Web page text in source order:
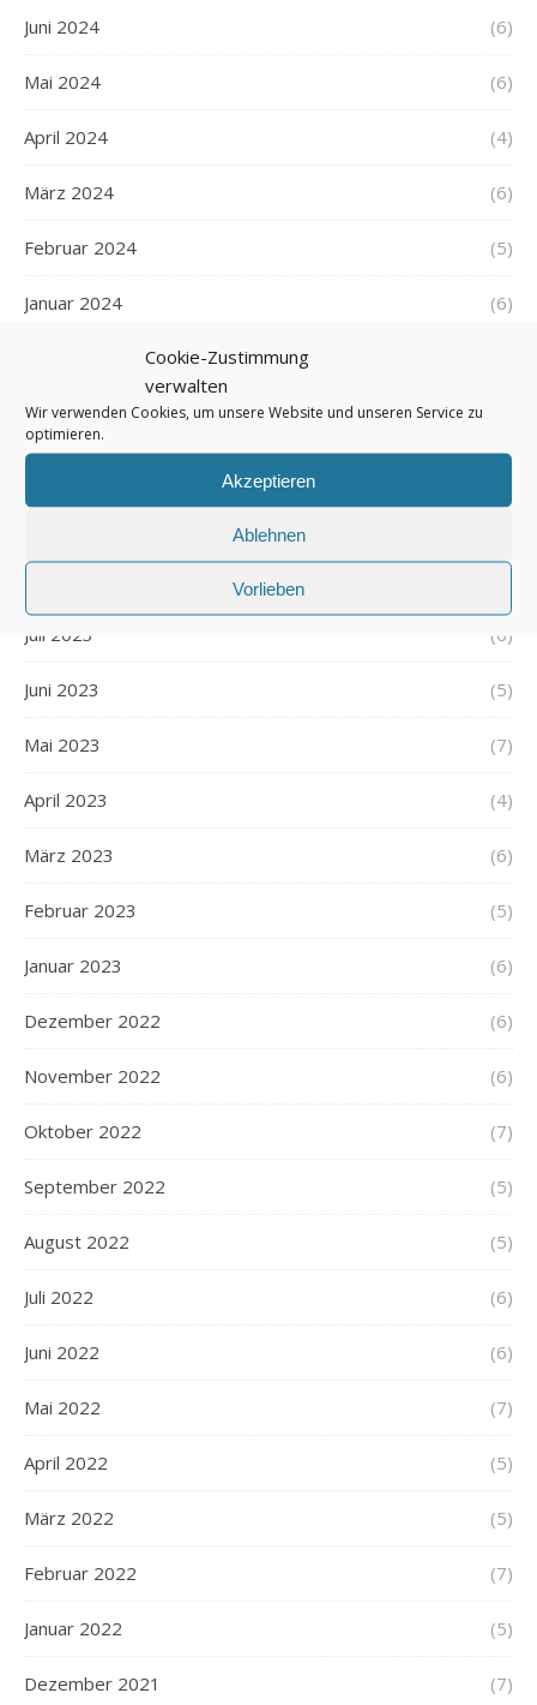
Cookie-Zustimmung
verwalten
Wir verwenden Cookies, um unsere Website und unseren Service zu
optimieren.
Akzeptieren
Ablehnen
Vorlieben
Juni 2024 (6)
Mai 2024 (6)
April 2024 (4)
März 2024 (6)
Februar 2024 (5)
Januar 2024 (6)
Dezember 2023
November 2023
Juli 2023 (6)
Juni 2023 (5)
Mai 2023 (7)
April 2023 (4)
März 2023 (6)
Februar 2023 (5)
Januar 2023 (6)
Dezember 2022 (6)
November 2022 (6)
Oktober 2022 (7)
September 2022 (5)
August 2022 (5)
Juli 2022 (6)
Juni 2022 (6)
Mai 2022 (7)
April 2022 (5)
März 2022 (5)
Februar 2022 (7)
Januar 2022 (5)
Dezember 2021 (7)